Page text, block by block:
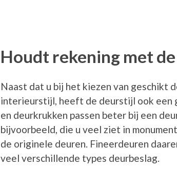
Houdt rekening met
Naast dat u bij het kiezen van geschikt
interieurstijl, heeft de deurstijl ook een
en deurkrukken passen beter bij een
bijvoorbeeld, die u veel ziet in
de originele deuren. Fineerdeuren
veel verschillende types deurbeslag.